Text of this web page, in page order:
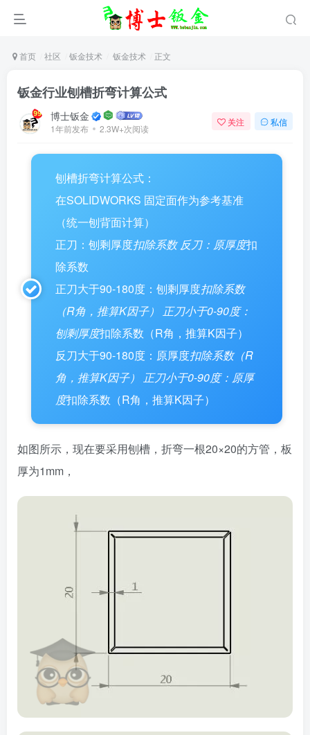
首页 社区 钣金技术 钣金技术 正文
钣金行业刨槽折弯计算公式
博士钣金
1年前发布 2.3W+次阅读
关注 私信
刨槽折弯计算公式：
在SOLIDWORKS 固定面作为参考基准
（统一刨背面计算）
正刀：刨剩厚度扣除系数 反刀：原厚度扣
除系数
正刀大于90-180度：刨剩厚度扣除系数
（R角，推算K因子） 正刀小于0-90度：
刨剩厚度扣除系数（R角，推算K因子）
反刀大于90-180度：原厚度扣除系数（R
角，推算K因子） 正刀小于0-90度：原厚
度扣除系数（R角，推算K因子）
如图所示，现在要采用刨槽，折弯一根20×20的方管，板
厚为1mm，